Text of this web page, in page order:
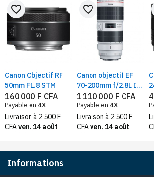
Canon Objectif RF
50mm F1.8 STM
favorite_border
160 000 F CFA
Payable en 4X
Livraison à 2 500 F
CFAven. 14 août
Canon objectif EF
70-200mm f/2.8L IS
III USM
favorite_border
1 110 000 F CFA
Payable en 4X
Livraison à 2 500 F
CFAven. 14 août
Informations